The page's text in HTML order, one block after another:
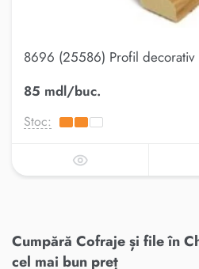
8696 (25586) Profil decorativ
85 mdl/buc.
Stoc:
Cumpără Cofraje și file în
cel mai bun preț